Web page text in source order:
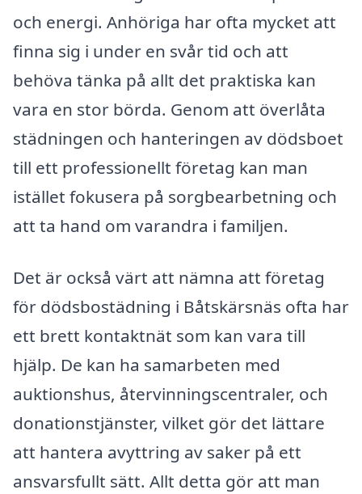
och energi. Anhöriga har ofta mycket att
finna sig i under en svår tid och att
behöva tänka på allt det praktiska kan
vara en stor börda. Genom att överlåta
städningen och hanteringen av dödsboet
till ett professionellt företag kan man
istället fokusera på sorgbearbetning och
att ta hand om varandra i familjen.
Det är också värt att nämna att företag
för dödsbostädning i Båtskärsnäs ofta har
ett brett kontaktnät som kan vara till
hjälp. De kan ha samarbeten med
auktionshus, återvinningscentraler, och
donationstjänster, vilket gör det lättare
att hantera avyttring av saker på ett
ansvarsfullt sätt. Allt detta gör att man